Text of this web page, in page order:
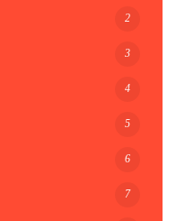
2
3
4
5
6
7